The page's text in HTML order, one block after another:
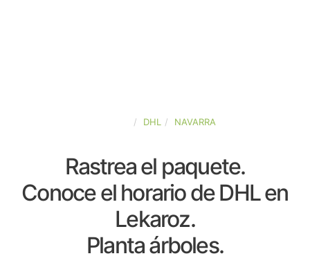
DHL NAVARRA
Rastrea el paquete.
Conoce el horario de DHL en
Lekaroz.
Planta árboles.